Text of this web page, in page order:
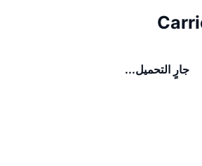
جارٍ التحميل...